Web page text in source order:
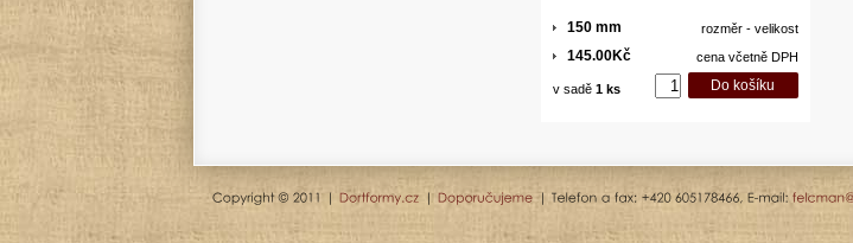
rozměr - velikost
150 mm
cena včetně DPH
145.00Kč
v sadě 1 ks